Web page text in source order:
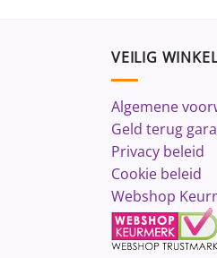
VEILIG
Algemene
Geld terug
Privacy beleid
Cookie beleid
Webshop